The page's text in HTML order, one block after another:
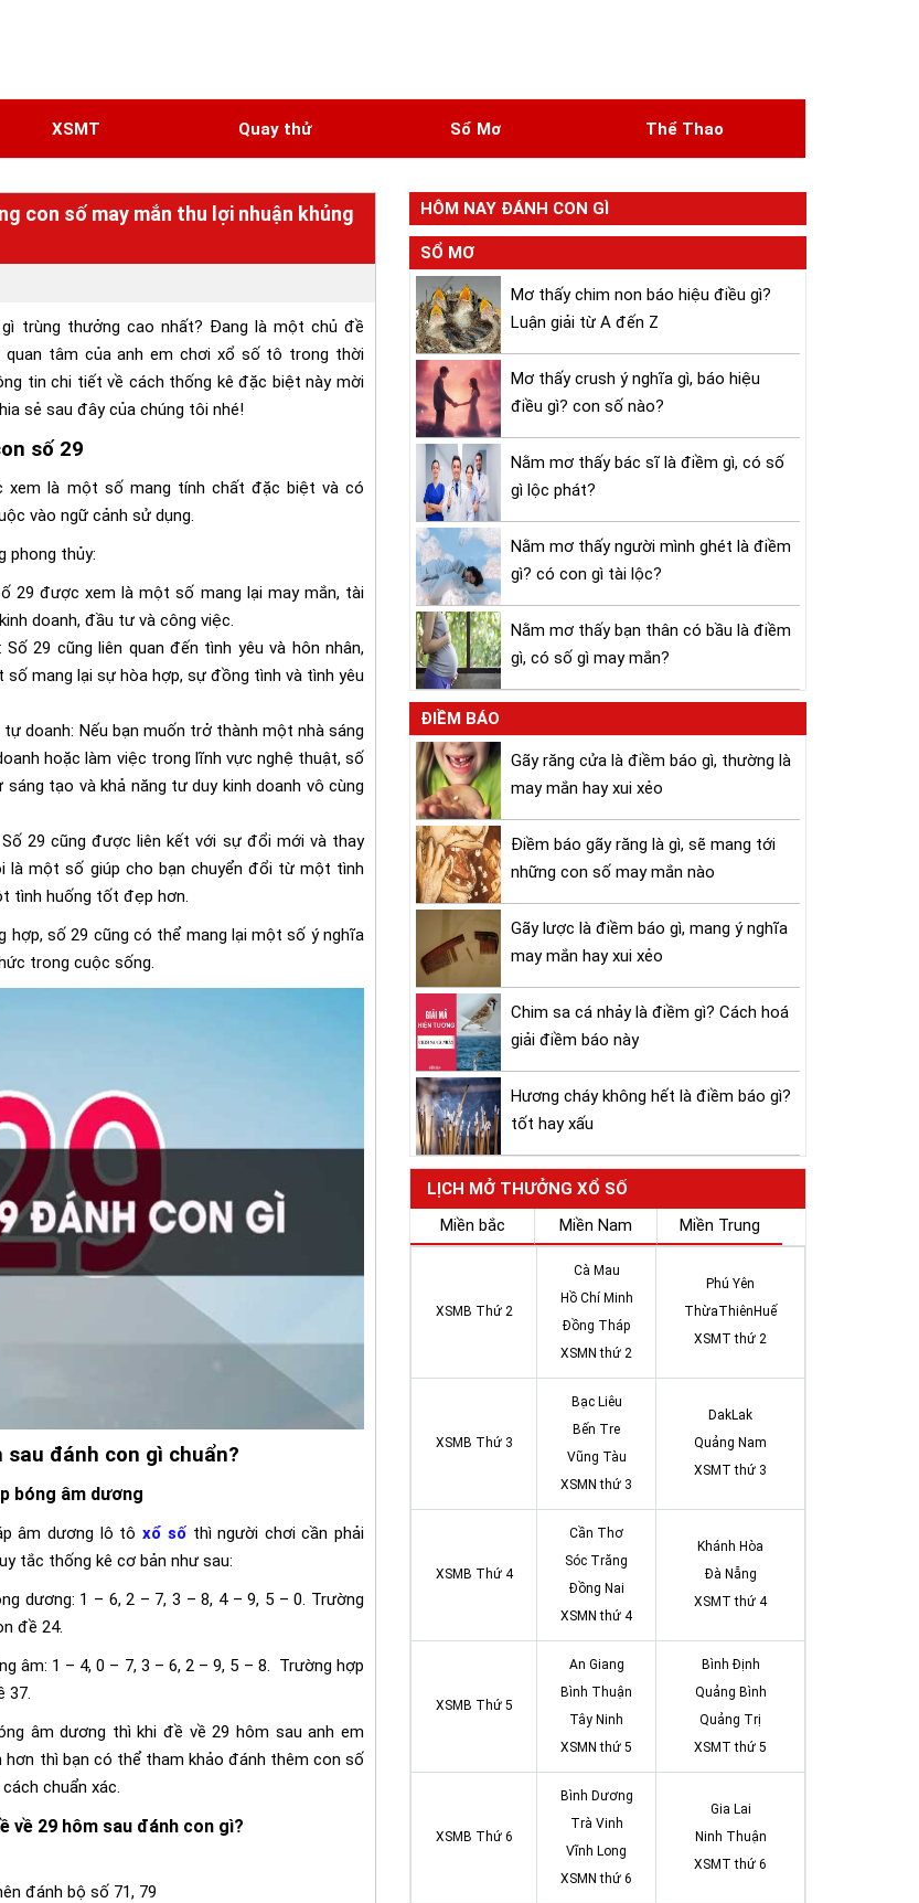
XSMT Quay thử Sổ Mơ Thể Thao
con số may mắn thu lợi nhuận khủng
trùng thưởng cao nhất? Đang là một chủ đề
quan tâm của anh em chơi xổ số tô trong thời
tin chi tiết về cách thống kê đặc biệt này mời
sẻ sau đây của chúng tôi nhé!
số 29
xem là một số mang tính chất đặc biệt và có
vào ngữ cảnh sử dụng.
phong thủy:
29 được xem là một số mang lại may mắn, tài
doanh, đầu tư và công việc.
Số 29 cũng liên quan đến tình yêu và hôn nhân,
mang lại sự hòa hợp, sự đồng tình và tình yêu
doanh: Nếu bạn muốn trở thành một nhà sáng
hoặc làm việc trong lĩnh vực nghệ thuật, số
tạo và khả năng tư duy kinh doanh vô cùng
29 cũng được liên kết với sự đổi mới và thay
là một số giúp cho bạn chuyển đổi từ một tình
tình huống tốt đẹp hơn.
hợp, số 29 cũng có thể mang lại một số ý nghĩa
trong cuộc sống.
sau đánh con gì chuẩn?
bóng âm dương
âm dương lô tô xổ số thì người chơi cần phải
tắc thống kê cơ bản như sau:
dương: 1 – 6, 2 – 7, 3 – 8, 4 – 9, 5 – 0. Trường
đề 24.
âm: 1 – 4, 0 – 7, 3 – 6, 2 – 9, 5 – 8. Trường hợp
37.
âm dương thì khi đề về 29 hôm sau anh em
hơn thì bạn có thể tham khảo đánh thêm con số
chuẩn xác.
về 29 hôm sau đánh con gì?
đánh bộ số 71, 79
HÔM NAY ĐÁNH CON GÌ
SỔ MƠ
Mơ thấy chim non báo hiệu điều gì?
Luận giải từ A đến Z
Mơ thấy crush ý nghĩa gì, báo hiệu
điều gì? con số nào?
Nằm mơ thấy bác sĩ là điềm gì, có số
gì lộc phát?
Nằm mơ thấy người mình ghét là điềm
gì? có con gì tài lộc?
Nằm mơ thấy bạn thân có bầu là điềm
gì, có số gì may mắn?
ĐIỀM BÁO
Gãy răng cửa là điềm báo gì, thường là
may mắn hay xui xẻo
Điềm báo gãy răng là gì, sẽ mang tới
những con số may mắn nào
Gãy lược là điềm báo gì, mang ý nghĩa
may mắn hay xui xẻo
Chim sa cá nhảy là điềm gì? Cách hoá
giải điềm báo này
Hương cháy không hết là điềm báo gì?
tốt hay xấu
LỊCH MỞ THƯỞNG XỔ SỐ
Miền bắc
Miền Nam Miền Trung
XSMB Thứ 2
Cà Mau
Hồ Chí Minh
Đồng Tháp
XSMN thứ 2
Phú Yên
ThừaThiênHuế
XSMT thứ 2
XSMB Thứ 3
Bạc Liêu
Bến Tre
Vũng Tàu
XSMN thứ 3
DakLak
Quảng Nam
XSMT thứ 3
XSMB Thứ 4
Cần Thơ
Sóc Trăng
Đồng Nai
XSMN thứ 4
Khánh Hòa
Đà Nẵng
XSMT thứ 4
XSMB Thứ 5
An Giang
Bình Thuận
Tây Ninh
XSMN thứ 5
Bình Định
Quảng Bình
Quảng Trị
XSMT thứ 5
XSMB Thứ 6
Bình Dương
Trà Vinh
Vĩnh Long
XSMN thứ 6
Gia Lai
Ninh Thuận
XSMT thứ 6